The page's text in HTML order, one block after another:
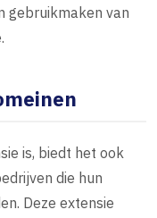
gebruikmaken van
is, biedt het ook
die hun
Deze extensie